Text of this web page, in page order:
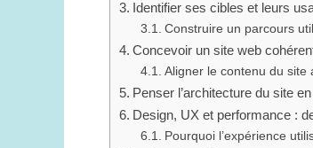
Identifier ses cibles et leurs
Construire un parcours
Concevoir un site web
Aligner le contenu du site
Penser l’architecture du site
Design, UX et performance :
Pourquoi l’expérience